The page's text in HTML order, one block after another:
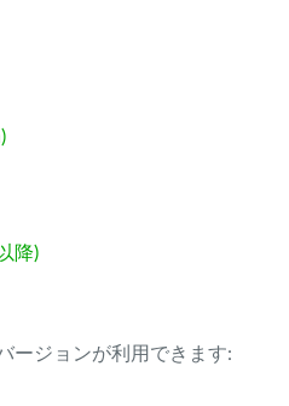
降)
ージョンが利用できます: